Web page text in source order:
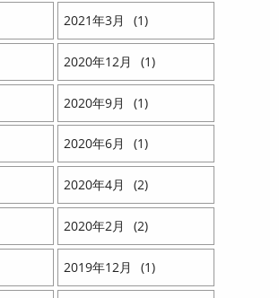
2021 3 1
2020 12 1
2020 9 1
2020 6 1
2020 4 2
2020 2 2
2019 12 1